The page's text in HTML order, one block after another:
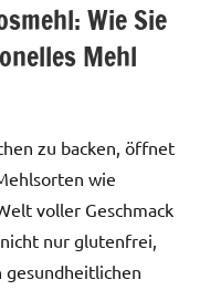
Wie Sie
Mehl
zu backen, öffnet
wie
voller Geschmack
nur glutenfrei,
gesundheitlichen